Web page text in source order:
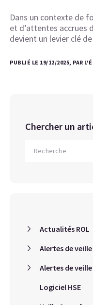
Dans un contexte de
et d’attentes accrues
devient un levier clé
PUBLIÉ LE 19/12/2025, PAR
Chercher un
Actualités ROL
Alertes de veille
Alertes de veille
Logiciel HSE